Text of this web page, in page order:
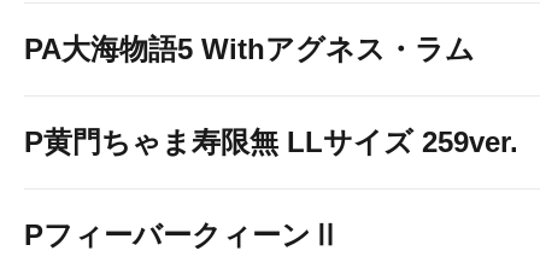
PA大海物語5 Withアグネス・ラム
P黄門ちゃま寿限無 LLサイズ 259ver.
PフィーバークィーンⅡ